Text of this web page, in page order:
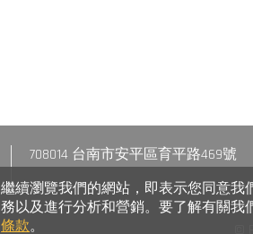
繼續瀏覽我們的網站，即表示您同意我
務以及進行分析和營銷。要了解有關我
條款。
708014 台南市安平區育平路469號